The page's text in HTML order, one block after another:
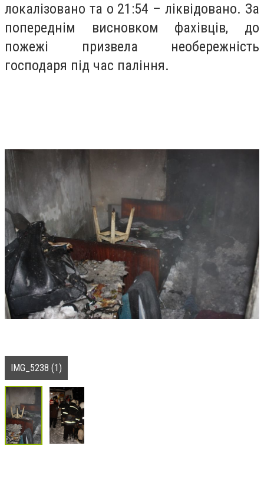
локалізовано та о 21:54 – ліквідовано. За
попереднім висновком фахівців, до
пожежі призвела необережність
господаря під час паління.
IMG_5238 (1)